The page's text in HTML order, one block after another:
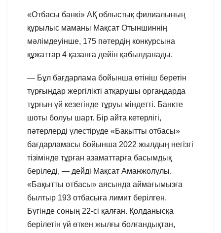
«Отбасы банкі» АҚ облыстық филиалының
құрылыс маманы Мақсат Отыншиннің
мәлімдеуінше, 175 пәтердің конкурсына
құжаттар 4 қазанға дейін қабылданады.
— Бұл бағдарлама бойынша өтініш беретін
тұрғындар жергілікті атқарушы органдарда
тұрғын үй кезегінде тұруы міндетті. Банкте
шоты болуы шарт. Бір айта кетерлігі,
пәтерлерді үлестіруде «Бақытты отбасы»
бағдарламасы бойынша 2022 жылдың негізгі
тізімінде тұрған азаматтарға басымдық
беріледі, — дейді Мақсат Аманжолұлы.
«Бақытты отбасы» аясында аймағымызға
былтыр 193 отбасыға лимит берілген.
Бүгінде соның 22-сі қалған. Қолданысқа
берілетін үй өткен жылғы болғандықтан,